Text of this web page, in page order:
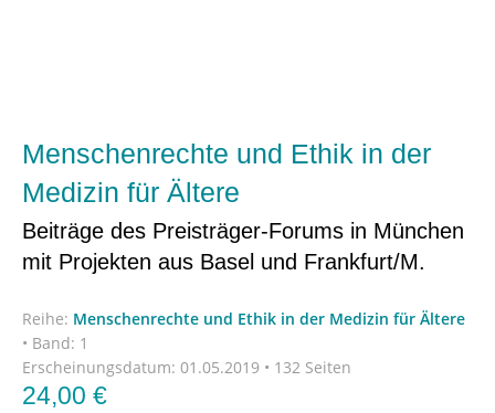
Menschenrechte und Ethik in der
Medizin für Ältere
Beiträge des Preisträger-Forums in München
mit Projekten aus Basel und Frankfurt/M.
Reihe: Menschenrechte und Ethik in der Medizin für Ältere
• Band: 1
Erscheinungsdatum: 01.05.2019 • 132 Seiten
24,00 €